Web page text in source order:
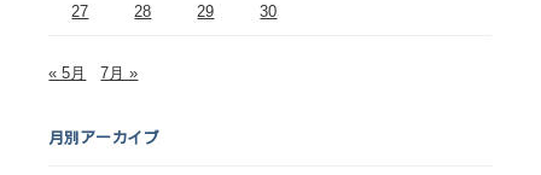
27 28 29 30
« 5月 7月 »
月別アーカイブ